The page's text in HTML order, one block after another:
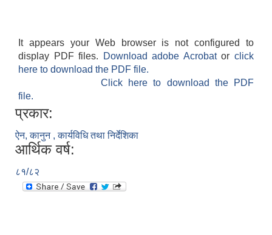
It appears your Web browser is not configured to
display PDF files.
Download adobe Acrobatorclick
here to download the PDF file.
Click here to download the PDF
file.
प्रकार:
ऐन, कानुन , कार्यविधि तथा निर्देशिका
आर्थिक वर्ष:
८१/८२